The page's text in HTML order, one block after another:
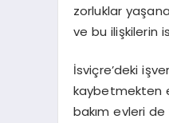
zorluklar
ve bu ilişkilerin
İsviçre’deki
kaybetmekten
bakım evleri